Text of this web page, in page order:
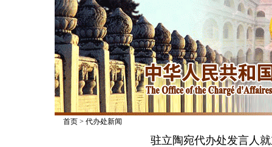
首页> 代办处新闻
驻立陶宛代办处发言人